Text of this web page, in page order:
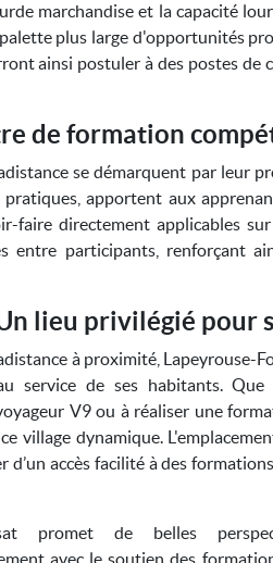
marchandise et la capacité
plus large d'opportunités
ainsi postuler à des postes
de formation
se démarquent par leur
pratiques, apportent aux
faire directement applicables
entre participants, renforçant
lieu privilégié pour
à proximité, Lapeyrouse-
service de ses habitants.
V9 ou à réaliser une
village dynamique.
d’un accès facilité à des
promet de belles
avec le soutien des